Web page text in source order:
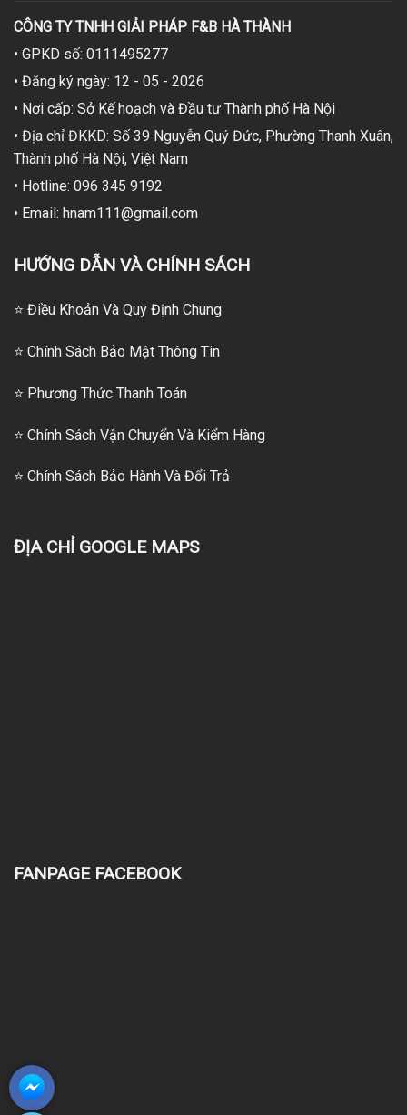
CÔNG TY TNHH GIẢI PHÁP F&B HÀ THÀNH
• GPKD số: 0111495277
• Đăng ký ngày: 12 - 05 - 2026
• Nơi cấp: Sở Kế hoạch và Đầu tư Thành phố Hà Nội
• Địa chỉ ĐKKD: Số 39 Nguyễn Quý Đức, Phường Thanh Xuân,
Thành phố Hà Nội, Việt Nam
• Hotline: 096 345 9192
• Email: hnam111@gmail.com
HƯỚNG DẪN VÀ CHÍNH SÁCH
⭐ Điều Khoản Và Quy Định Chung
⭐ Chính Sách Bảo Mật Thông Tin
⭐ Phương Thức Thanh Toán
⭐ Chính Sách Vận Chuyển Và Kiểm Hàng
⭐ Chính Sách Bảo Hành Và Đổi Trả
ĐỊA CHỈ GOOGLE MAPS
FANPAGE FACEBOOK